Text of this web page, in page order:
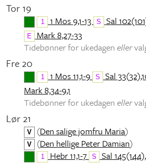
Tor 19
1 1 Mos 9,1-13 S Sal
E
Mark 8,27-33
Tidebønner for ukedagen eller
Fre 20
1 1 Mos 11,1-9 S Sal
Mark 8,34-9,1
Tidebønner for ukedagen eller
Lør 21
V (Den salige jomfru Maria)
V (Den hellige Peter Damian)
1 Hebr 11,1-7 S Sal